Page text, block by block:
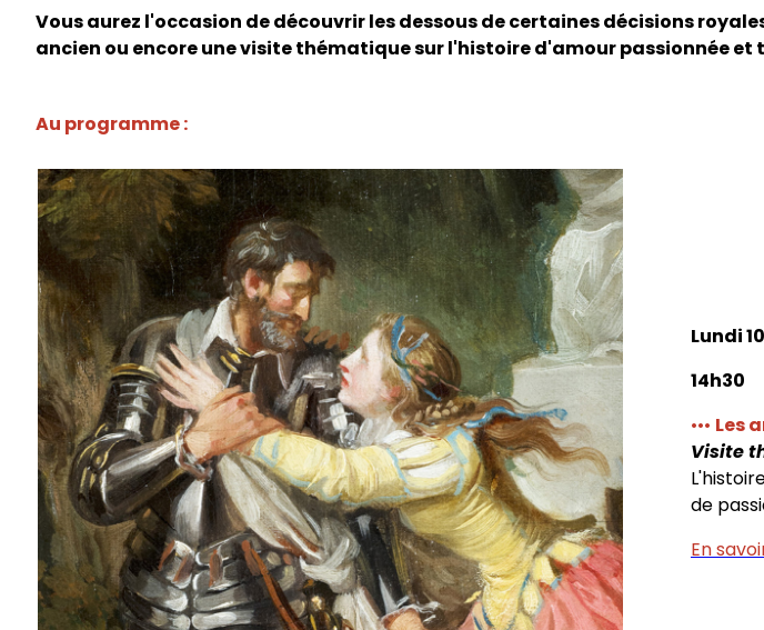
Vous aurez l'occasion de découvrir les dessous de certaines décisions
ancien ou encore une visite thématique sur l'histoire d'amour passionnée et
Au programme :
Lundi
14h30
••• Les
Visite
de
En